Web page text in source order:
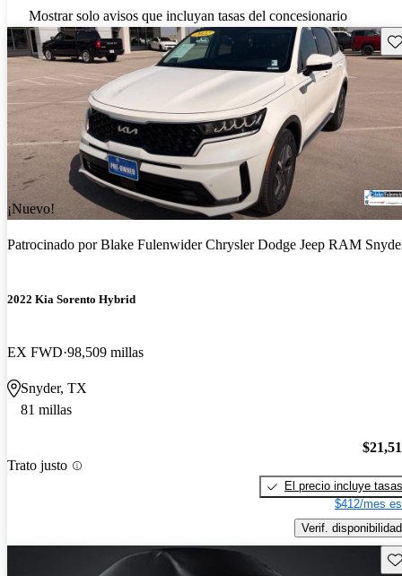
Mostrar solo avisos que incluyan tasas del concesionario
¡Nuevo!
Patrocinado porBlake Fulenwider Chrysler Dodge Jeep RAM
2022 Kia Sorento Hybrid
EX FWD 98,509 millas
Snyder, TX
81 millas
Trato justo
El precio incluye tasas
$412/mes
Verif. disponibilidad